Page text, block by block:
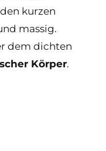
kurzen
massig.
dem dichten
Körper.